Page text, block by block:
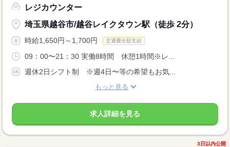
レジカウンター
埼玉県越谷市/越谷レイクタウン駅（徒歩 2分）
時給1,650円～1,700円 交通費全額支給
09：00〜21：30 実働8時間 休憩1時間※レ...
週休2日シフト制 ※週4日〜等の希望もお気...
もっと見る
求人詳細を見る
3日以内公開